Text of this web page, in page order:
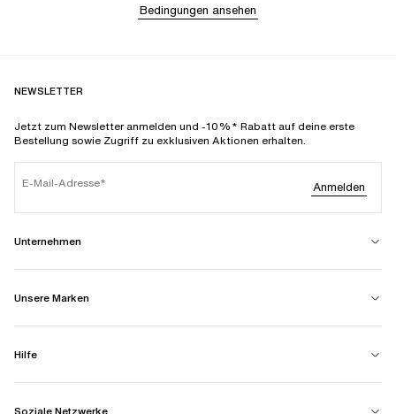
Bedingungen ansehen
NEWSLETTER
Jetzt zum Newsletter anmelden und -10%* Rabatt auf deine erste
Bestellung sowie Zugriff zu exklusiven Aktionen erhalten.
E-Mail-Adresse Anmelden
Unternehmen
Unsere Marken
Hilfe
Soziale Netzwerke